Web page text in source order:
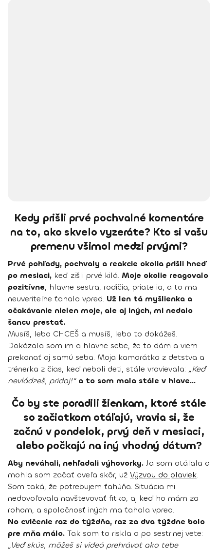
Kedy prišli prvé pochvalné komentáre
na to, ako skvelo vyzeráte? Kto si vašu
premenu všimol medzi prvými?
Prvé pohľady, pochvaly a reakcie okolia prišli hneď
po mesiaci, keď zišli prvé kilá. Moje okolie reagovalo
pozitívne, hlavne sestra, rodičia, priatelia, a to ma
neuveriteľne ťahalo vpred. Už len tá myšlienka a
očakávanie nielen moje, ale aj iných, mi nedalo
šancu prestať.
Musíš, lebo CHCEŠ a musíš, lebo to dokážeš.
Dokázala som im a hlavne sebe, že to dám a viem
prekonať aj samú seba. Moja kamarátka z detstva a
trénerka z čias, keď neboli deti, stále vravievala: „Keď
nevládzeš, pridaj!“ a to som mala stále v hlave...
Čo by ste poradili žienkam, ktoré stále
so začiatkom otáľajú, vravia si, že
začnú v pondelok, prvý deň v mesiaci,
alebo počkajú na iný vhodný dátum?
Aby neváhali, nehľadali výhovorky. Ja som otáľala a
mohla som začať oveľa skôr, už Výzvou do plaviek.
Som taká, že potrebujem ťahúňa. Situácia mi
nedovoľovala navštevovať fitko, aj keď ho mám za
rohom, a spoločnosť iných ma ťahala vpred.
No cvičenie raz do týždňa, raz za dva týždne bolo
pre mňa málo. Tak som to riskla a po sestrinej vete:
„Veď skús, môžeš si videá prehrávať ako tebe